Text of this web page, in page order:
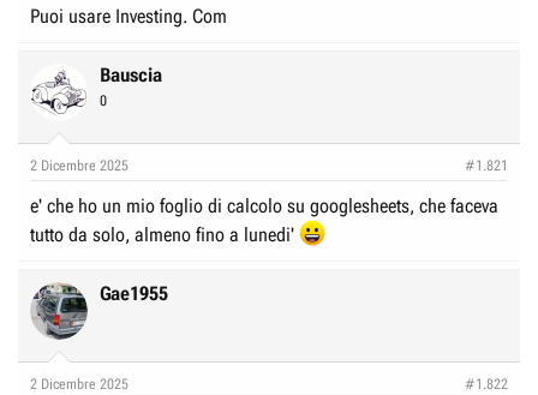
Puoi usare Investing. Com
Bauscia
0
2 Dicembre 2025 #1.821
e' che ho un mio foglio di calcolo su googlesheets, che faceva
tutto da solo, almeno fino a lunedi'
Gae1955
2 Dicembre 2025 #1.822